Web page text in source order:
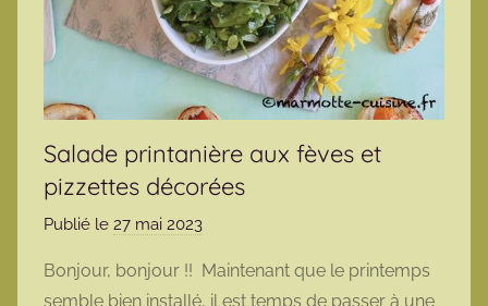
Salade printanière aux fèves et
pizzettes décorées
Publié le 27 mai 2023
r
Bonjour, bonjour !! Maintenant que le printemps
semble bien installé, il est temps de passer à une